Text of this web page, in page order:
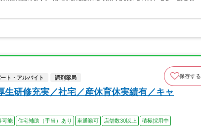
ト・アルバイト 調剤薬局 保存する
研修充実／社宅／産休育休実績有／キャ
可能 住宅補助（手当）あり 車通勤可 店舗数30以上
積極採用中